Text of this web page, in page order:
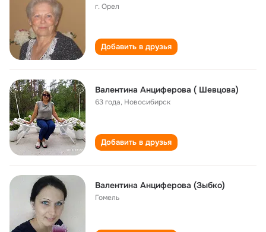
г. Орел
Добавить в друзья
Валентина Анциферова ( Шевцова)
63 года, Новосибирск
Добавить в друзья
Валентина Анциферова (Зыбко)
Гомель